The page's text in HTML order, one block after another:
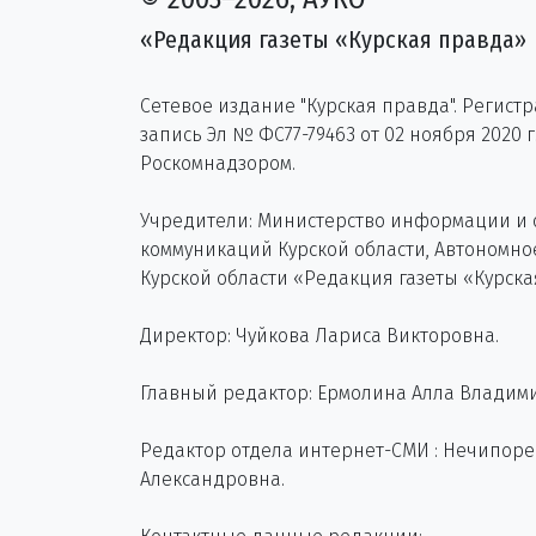
«Редакция газеты «Курская правда»
Сетевое издание "Курская правда".
запись Эл № ФС77-79463 от 02 ноября 2020
Роскомнадзором.
Учредители: Министерство информации и
коммуникаций Курской области,
Курской области «Редакция газеты
Директор: Чуйкова Лариса Викторовна.
Главный редактор: Ермолина Алла
Редактор отдела интернет-СМИ :
Александровна.